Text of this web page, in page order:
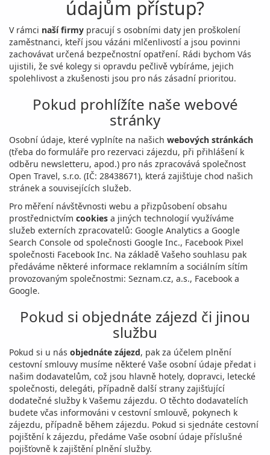
údajům přístup?
V rámci naší firmy pracují s osobními daty jen proškolení
zaměstnanci, kteří jsou vázáni mlčenlivostí a jsou povinni
zachovávat určená bezpečnostní opatření. Rádi bychom Vás
ujistili, že své kolegy si opravdu pečlivě vybíráme, jejich
spolehlivost a zkušenosti jsou pro nás zásadní prioritou.
Pokud prohlížíte naše webové
stránky
Osobní údaje, které vyplníte na našich webových stránkách
(třeba do formuláře pro rezervaci zájezdu, při přihlášení k
odběru newsletteru, apod.) pro nás zpracovává společnost
Open Travel, s.r.o. (IČ: 28438671), která zajišťuje chod našich
stránek a souvisejících služeb.
Pro měření návštěvnosti webu a přizpůsobení obsahu
prostřednictvím cookies a jiných technologií využíváme
služeb externích zpracovatelů: Google Analytics a Google
Search Console od společnosti Google Inc., Facebook Pixel
společnosti Facebook Inc. Na základě Vašeho souhlasu pak
předáváme některé informace reklamním a sociálním sítím
provozovaným společnostmi: Seznam.cz, a.s., Facebook a
Google.
Pokud si objednáte zájezd či jinou
službu
Pokud si u nás objednáte zájezd, pak za účelem plnění
cestovní smlouvy musíme některé Vaše osobní údaje předat i
našim dodavatelům, což jsou hlavně hotely, dopravci, letecké
společnosti, delegáti, případně další strany zajišťující
dodatečné služby k Vašemu zájezdu. O těchto dodavatelích
budete včas informováni v cestovní smlouvě, pokynech k
zájezdu, případně během zájezdu. Pokud si sjednáte cestovní
pojištění k zájezdu, předáme Vaše osobní údaje příslušné
pojišťovně k zajištění plnění služby.